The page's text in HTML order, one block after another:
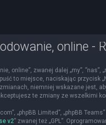
online -
online”, zwanej dalej „my”,
to miejsce, naciskając przycisk
niemniej wskazane jest,
te zmiany ze wszelkimi
„phpBB Limited”, „phpBB
v2” zwanej też „GPL”.